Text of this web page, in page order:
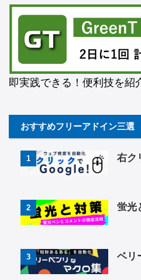
即実践できる！便利技を紹
おすすめフリーアドイン三選
1 右ク
2 蛍光
3 ベリ